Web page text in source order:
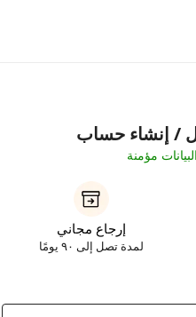
/ إنشاء حساب
مؤمنة
إرجاع مجاني
لمدة تصل إلى ٩٠ يومًا